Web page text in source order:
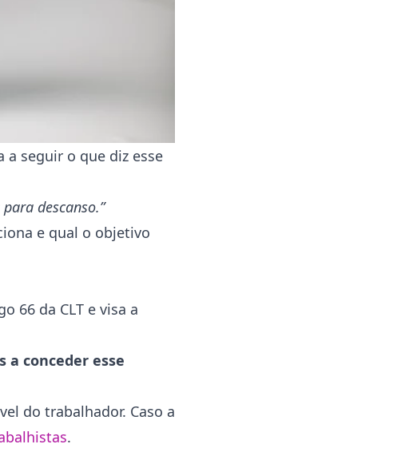
a seguir o que diz esse
descanso.”
e qual o objetivo
66 da CLT e visa a
a conceder esse
do trabalhador. Caso a
.